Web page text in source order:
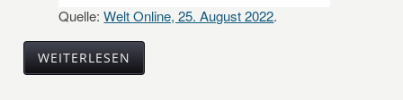
Quelle:Welt Online, 25. August 2022.
WEITERLESEN